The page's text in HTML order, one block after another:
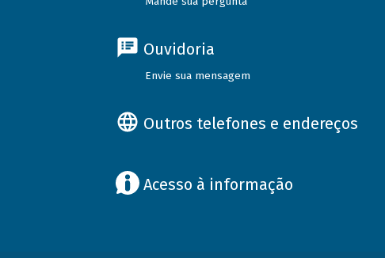
Ouvidoria
Envie sua mensagem
Outros telefones e endereços
Acesso à informação